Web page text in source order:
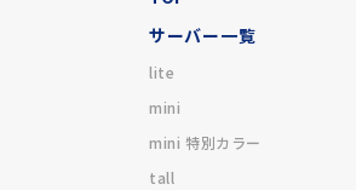
サーバー一覧
lite
mini
mini 特別カラー
tall